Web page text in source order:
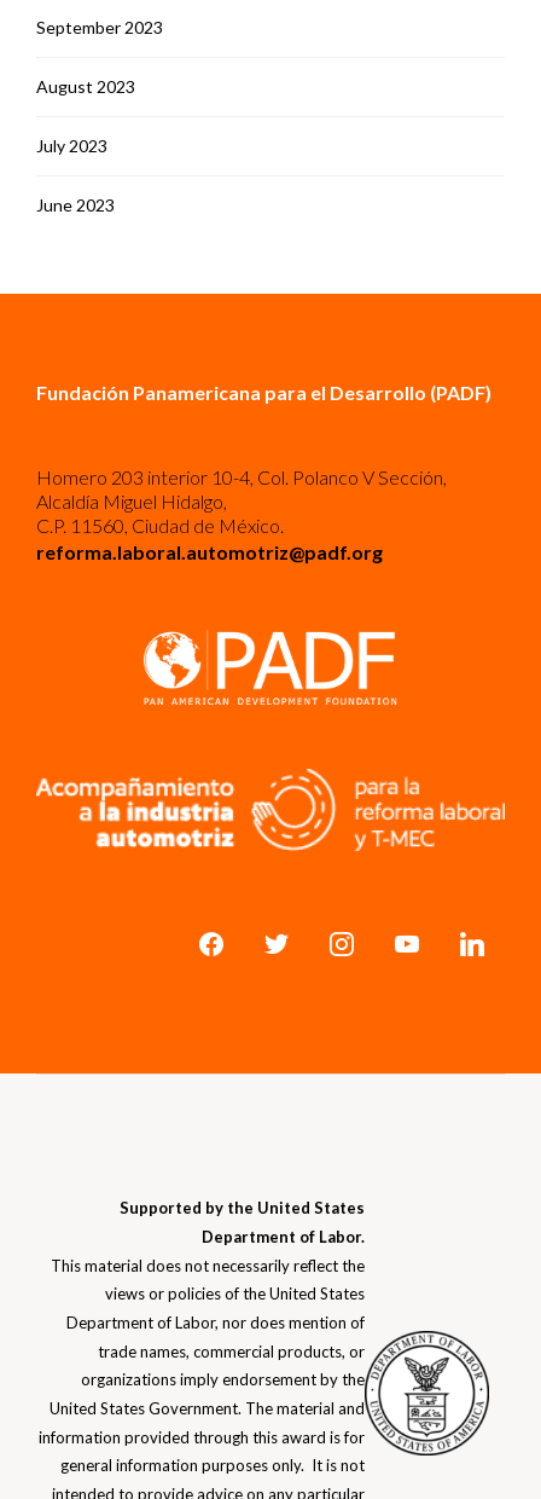
September 2023
August 2023
July 2023
June 2023
Fundación Panamericana para el Desarrollo (PADF)
Homero 203 interior 10-4, Col. Polanco V Sección,
Alcaldía Miguel Hidalgo,
C.P. 11560, Ciudad de México.
reforma.laboral.automotriz@padf.org
Supported by the United States
Department of Labor.
This material does not necessarily reflect the
views or policies of the United States
Department of Labor, nor does mention of
trade names, commercial products, or
organizations imply endorsement by the
United States Government. The material and
information provided through this award is for
general information purposes only. It is not
intended to provide advice on any particular